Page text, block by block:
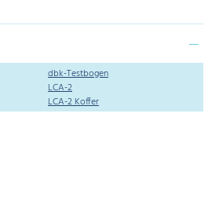
dbk-Testbogen
LCA-2
LCA-2 Koffer